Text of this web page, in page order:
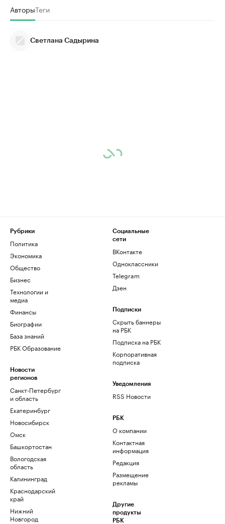
АвторыТеги
Светлана Садырина
Рубрики
Политика
Экономика
Общество
Бизнес
Технологии и
медиа
Финансы
Биографии
База знаний
РБК Образование
Новости
регионов
Санкт-Петербург
и область
Екатеринбург
Новосибирск
Омск
Башкортостан
Вологодская
область
Калининград
Краснодарский
край
Нижний
Новгород
Социальные
сети
ВКонтакте
Одноклассники
Telegram
Дзен
Подписки
Скрыть баннеры
на РБК
Подписка на РБК
Корпоративная
подписка
Уведомления
RSS Новости
РБК
О компании
Контактная
информация
Редакция
Размещение
рекламы
Другие
продукты
РБК